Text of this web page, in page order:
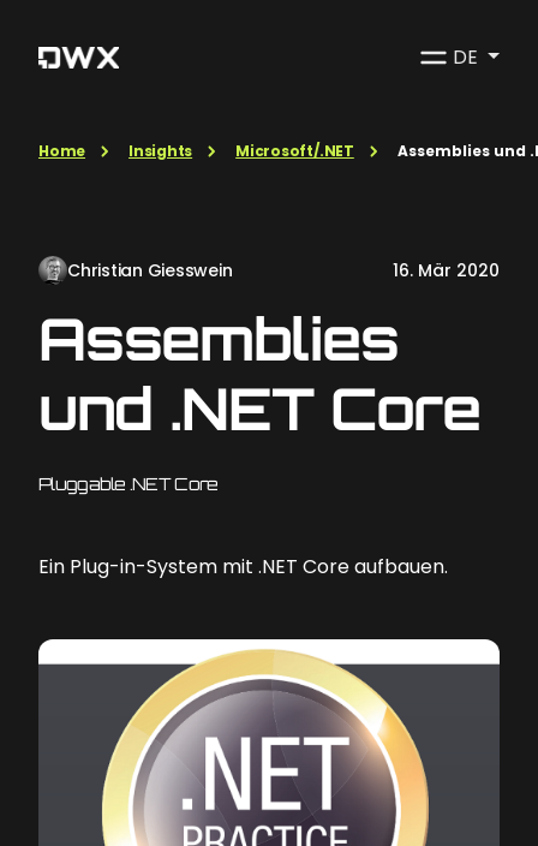
DE
Home Insights Microsoft/.NET Assemblies und
Christian Giesswein 16. Mär 2020
Assemblies
und .NET Core
Pluggable .NET Core
Ein Plug-in-System mit .NET Core aufbauen.